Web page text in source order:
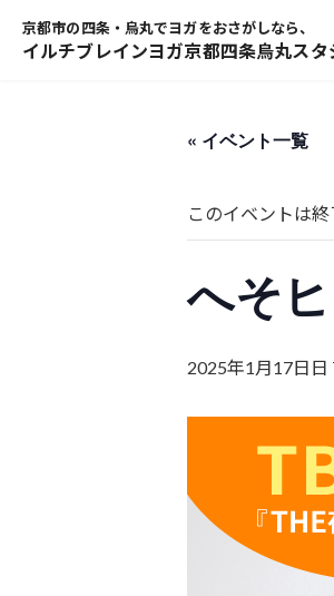
« イベント一覧
このイベントは終
へそ
2025年1月17日日